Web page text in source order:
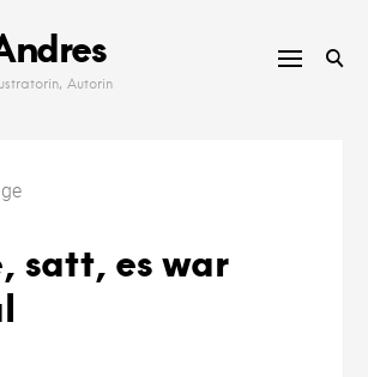
Autorin
satt, es war